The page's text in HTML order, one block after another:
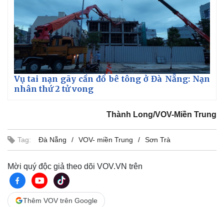
Vụ tai nạn gãy cần đổ bê tông ở Đà Nẵng: Nạn
nhân thứ 2 tử vong
Thành Long/VOV-Miền Trung
Tag: Đà Nẵng VOV- miền Trung Sơn Trà
Mời quý độc giả theo dõi VOV.VN trên
Thêm VOV trên Google